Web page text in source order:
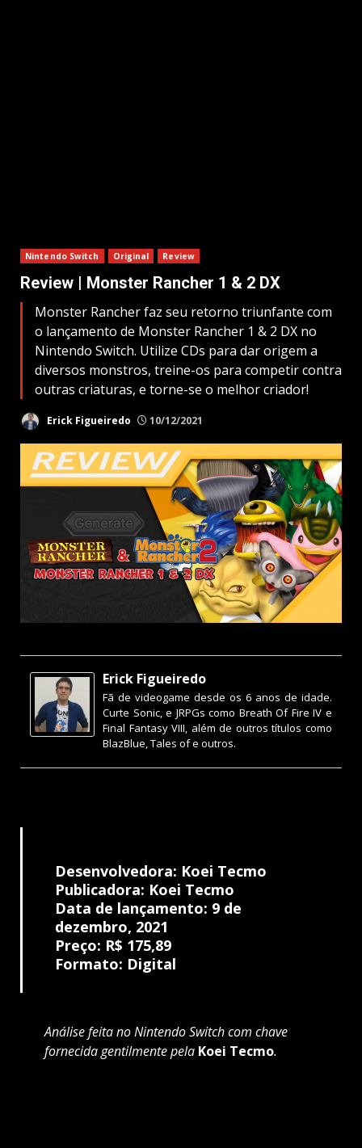
Nintendo Switch Original Review
Review | Monster Rancher 1 & 2 DX
Monster Rancher faz seu retorno triunfante com
o lançamento de Monster Rancher 1 & 2 DX no
Nintendo Switch. Utilize CDs para dar origem a
diversos monstros, treine-os para competir contra
outras criaturas, e torne-se o melhor criador!
Erick Figueiredo 10/12/2021
Erick Figueiredo
Fã de videogame desde os 6 anos de idade.
Curte Sonic, e JRPGs como Breath Of Fire IV e
Final Fantasy VIII, além de outros títulos como
BlazBlue, Tales of e outros.
Desenvolvedora: Koei Tecmo
Publicadora: Koei Tecmo
Data de lançamento: 9 de
dezembro, 2021
Preço: R$ 175,89
Formato: Digital
Análise feita no Nintendo Switch com chave
fornecida gentilmente pela Koei Tecmo.